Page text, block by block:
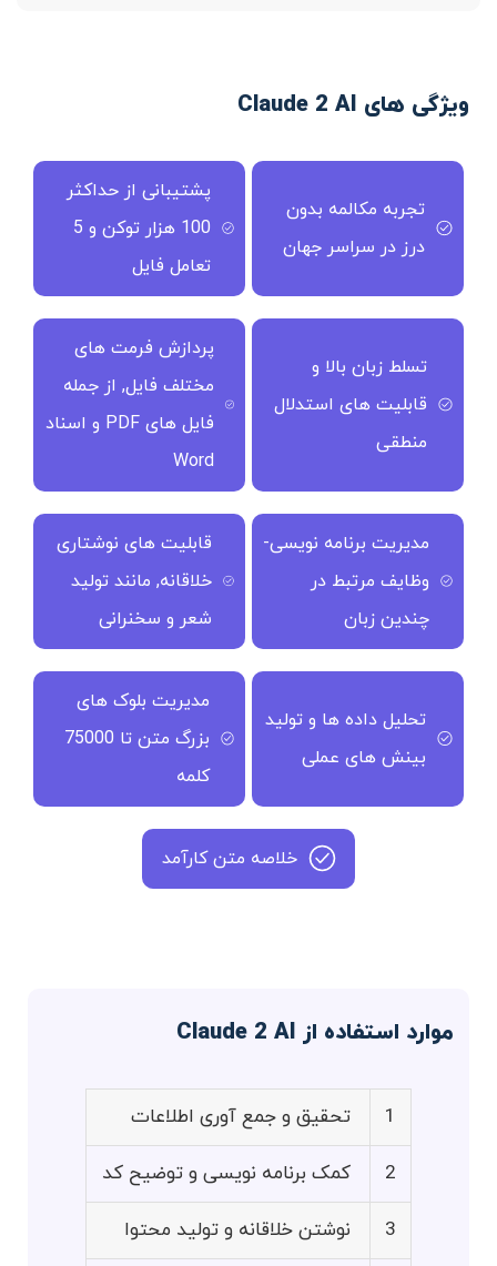
ویژگی های Claude 2 AI
تجربه مکالمه بدون
درز در سراسر جهان
پشتیبانی از حداکثر
100 هزار توکن و 5
تعامل فایل
تسلط زبان بالا و
قابلیت های استدلال
منطقی
پردازش فرمت های
مختلف فایل, از جمله
فایل های PDF و اسناد
Word
مدیریت برنامه نویسی-
وظایف مرتبط در
چندین زبان
قابلیت های نوشتاری
خلاقانه, مانند تولید
شعر و سخنرانی
تحلیل داده ها و تولید
بینش های عملی
مدیریت بلوک های
بزرگ متن تا 75000
کلمه
خلاصه متن کارآمد
موارد استفاده از Claude 2 AI
1 تحقیق و جمع آوری اطلاعات
2 کمک برنامه نویسی و توضیح کد
3 نوشتن خلاقانه و تولید محتوا